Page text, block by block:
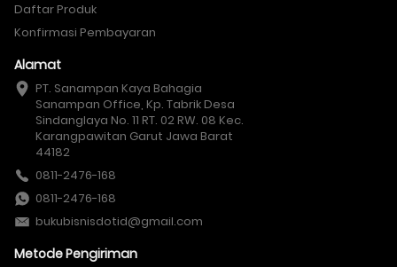
Daftar Produk
Konfirmasi Pembayaran
Alamat
PT. Sanampan Kaya Bahagia
Sanampan Office, Kp. Tabrik Desa
Sindanglaya No. 11 RT. 02 RW. 08 Kec.
Karangpawitan Garut Jawa Barat
44182
0811-2476-168
0811-2476-168
bukubisnisdotid@gmail.com
Metode Pengiriman